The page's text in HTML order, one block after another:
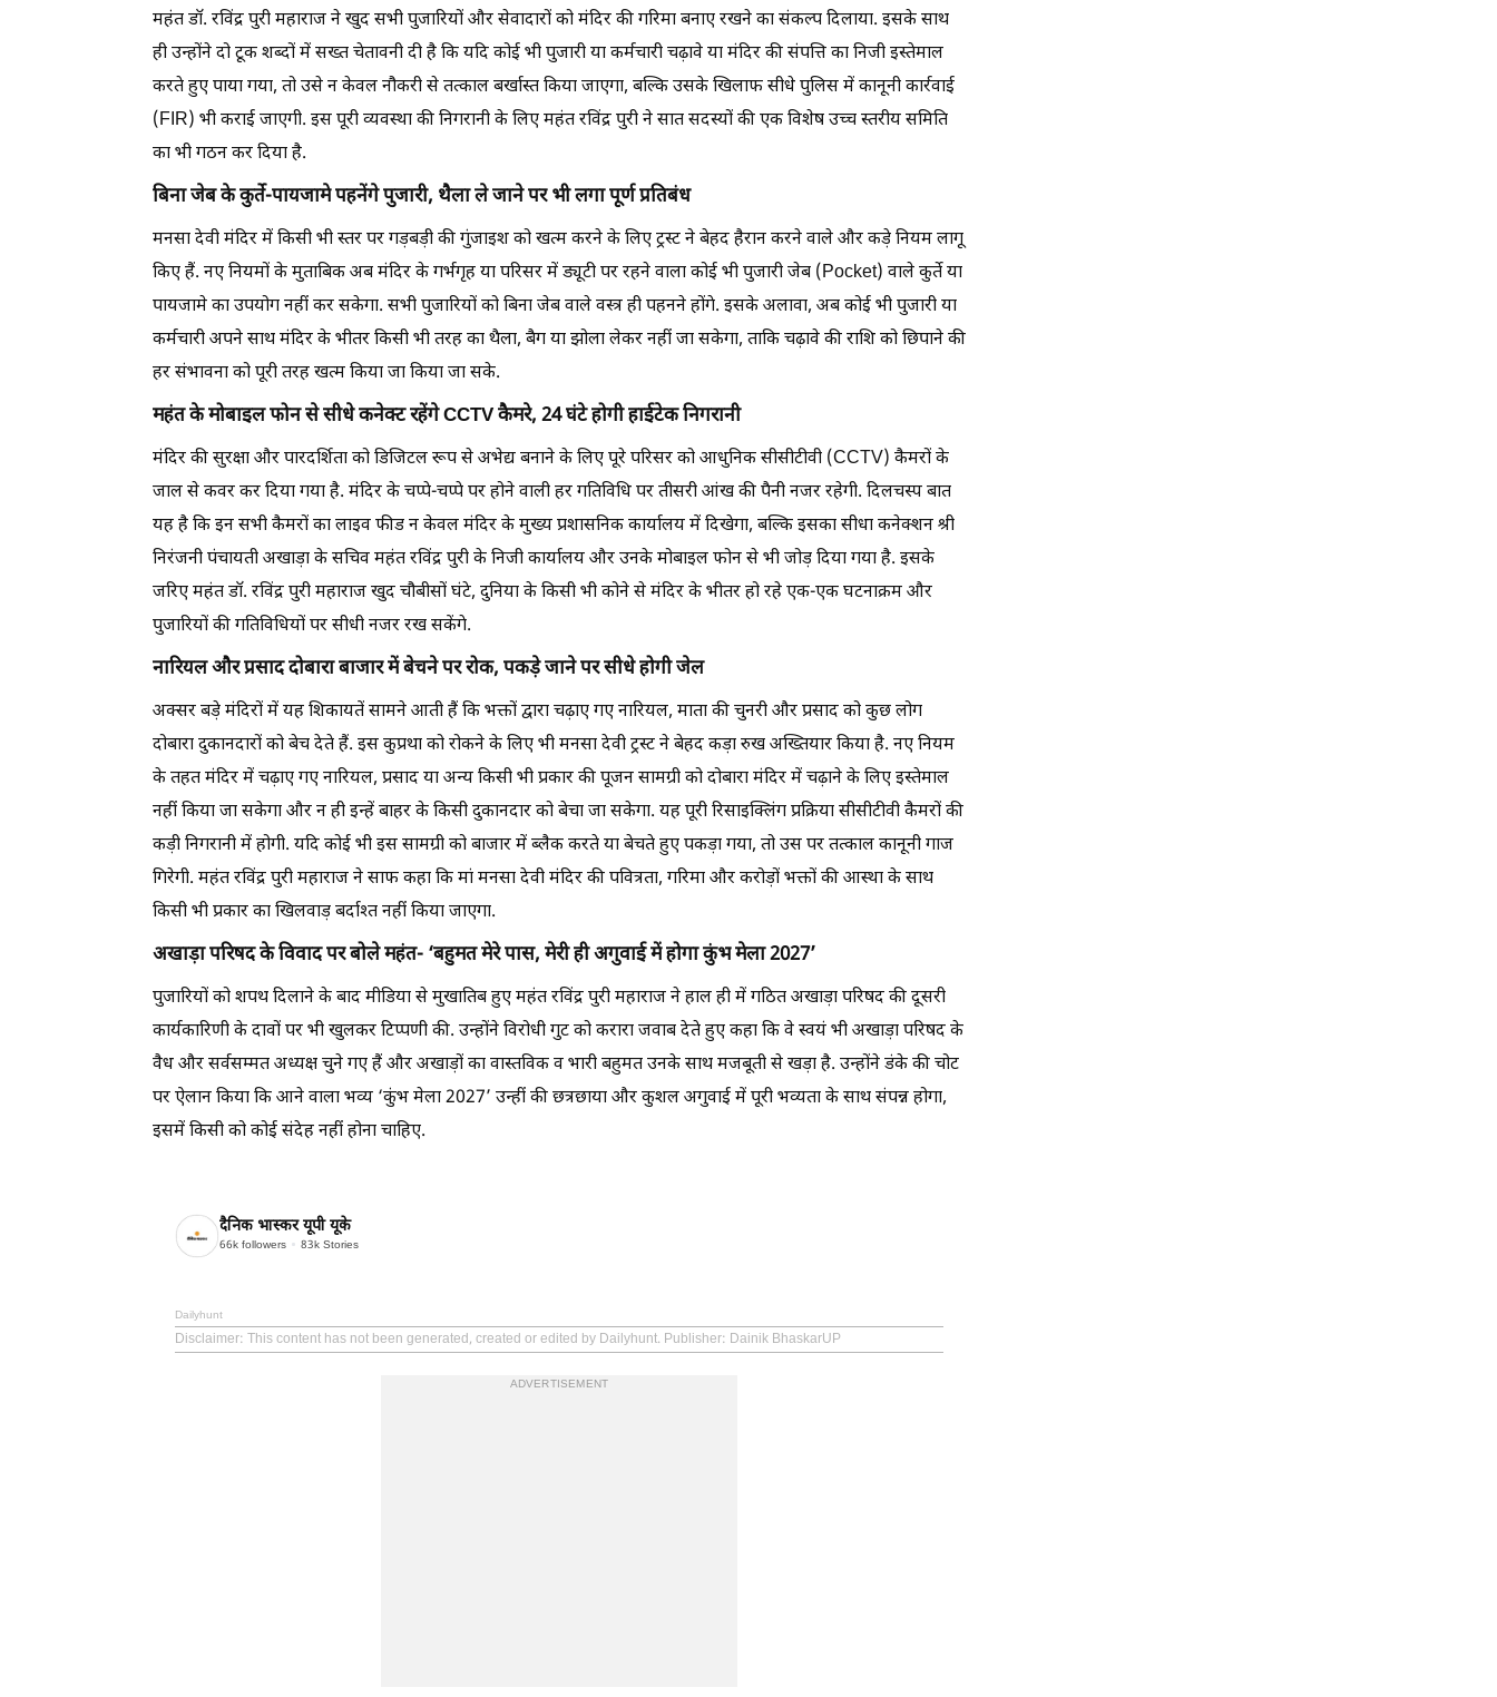
महंत डॉ. रविंद्र पुरी महाराज ने खुद सभी पुजारियों और सेवादारों को मंदिर की गरिमा बनाए रखने का संकल्प दिलाया. इसके साथ
ही उन्होंने दो टूक शब्दों में सख्त चेतावनी दी है कि यदि कोई भी पुजारी या कर्मचारी चढ़ावे या मंदिर की संपत्ति का निजी इस्तेमाल
करते हुए पाया गया, तो उसे न केवल नौकरी से तत्काल बर्खास्त किया जाएगा, बल्कि उसके खिलाफ सीधे पुलिस में कानूनी कार्रवाई
(FIR) भी कराई जाएगी. इस पूरी व्यवस्था की निगरानी के लिए महंत रविंद्र पुरी ने सात सदस्यों की एक विशेष उच्च स्तरीय समिति
का भी गठन कर दिया है.
बिना जेब के कुर्ते-पायजामे पहनेंगे पुजारी, थैला ले जाने पर भी लगा पूर्ण प्रतिबंध
मनसा देवी मंदिर में किसी भी स्तर पर गड़बड़ी की गुंजाइश को खत्म करने के लिए ट्रस्ट ने बेहद हैरान करने वाले और कड़े नियम लागू
किए हैं. नए नियमों के मुताबिक अब मंदिर के गर्भगृह या परिसर में ड्यूटी पर रहने वाला कोई भी पुजारी जेब (Pocket) वाले कुर्ते या
पायजामे का उपयोग नहीं कर सकेगा. सभी पुजारियों को बिना जेब वाले वस्त्र ही पहनने होंगे. इसके अलावा, अब कोई भी पुजारी या
कर्मचारी अपने साथ मंदिर के भीतर किसी भी तरह का थैला, बैग या झोला लेकर नहीं जा सकेगा, ताकि चढ़ावे की राशि को छिपाने की
हर संभावना को पूरी तरह खत्म किया जा किया जा सके.
महंत के मोबाइल फोन से सीधे कनेक्ट रहेंगे CCTV कैमरे, 24 घंटे होगी हाईटेक निगरानी
मंदिर की सुरक्षा और पारदर्शिता को डिजिटल रूप से अभेद्य बनाने के लिए पूरे परिसर को आधुनिक सीसीटीवी (CCTV) कैमरों के
जाल से कवर कर दिया गया है. मंदिर के चप्पे-चप्पे पर होने वाली हर गतिविधि पर तीसरी आंख की पैनी नजर रहेगी. दिलचस्प बात
यह है कि इन सभी कैमरों का लाइव फीड न केवल मंदिर के मुख्य प्रशासनिक कार्यालय में दिखेगा, बल्कि इसका सीधा कनेक्शन श्री
निरंजनी पंचायती अखाड़ा के सचिव महंत रविंद्र पुरी के निजी कार्यालय और उनके मोबाइल फोन से भी जोड़ दिया गया है. इसके
जरिए महंत डॉ. रविंद्र पुरी महाराज खुद चौबीसों घंटे, दुनिया के किसी भी कोने से मंदिर के भीतर हो रहे एक-एक घटनाक्रम और
पुजारियों की गतिविधियों पर सीधी नजर रख सकेंगे.
नारियल और प्रसाद दोबारा बाजार में बेचने पर रोक, पकड़े जाने पर सीधे होगी जेल
अक्सर बड़े मंदिरों में यह शिकायतें सामने आती हैं कि भक्तों द्वारा चढ़ाए गए नारियल, माता की चुनरी और प्रसाद को कुछ लोग
दोबारा दुकानदारों को बेच देते हैं. इस कुप्रथा को रोकने के लिए भी मनसा देवी ट्रस्ट ने बेहद कड़ा रुख अख्तियार किया है. नए नियम
के तहत मंदिर में चढ़ाए गए नारियल, प्रसाद या अन्य किसी भी प्रकार की पूजन सामग्री को दोबारा मंदिर में चढ़ाने के लिए इस्तेमाल
नहीं किया जा सकेगा और न ही इन्हें बाहर के किसी दुकानदार को बेचा जा सकेगा. यह पूरी रिसाइक्लिंग प्रक्रिया सीसीटीवी कैमरों की
कड़ी निगरानी में होगी. यदि कोई भी इस सामग्री को बाजार में ब्लैक करते या बेचते हुए पकड़ा गया, तो उस पर तत्काल कानूनी गाज
गिरेगी. महंत रविंद्र पुरी महाराज ने साफ कहा कि मां मनसा देवी मंदिर की पवित्रता, गरिमा और करोड़ों भक्तों की आस्था के साथ
किसी भी प्रकार का खिलवाड़ बर्दाश्त नहीं किया जाएगा.
अखाड़ा परिषद के विवाद पर बोले महंत- ‘बहुमत मेरे पास, मेरी ही अगुवाई में होगा कुंभ मेला 2027’
पुजारियों को शपथ दिलाने के बाद मीडिया से मुखातिब हुए महंत रविंद्र पुरी महाराज ने हाल ही में गठित अखाड़ा परिषद की दूसरी
कार्यकारिणी के दावों पर भी खुलकर टिप्पणी की. उन्होंने विरोधी गुट को करारा जवाब देते हुए कहा कि वे स्वयं भी अखाड़ा परिषद के
वैध और सर्वसम्मत अध्यक्ष चुने गए हैं और अखाड़ों का वास्तविक व भारी बहुमत उनके साथ मजबूती से खड़ा है. उन्होंने डंके की चोट
पर ऐलान किया कि आने वाला भव्य ‘कुंभ मेला 2027’ उन्हीं की छत्रछाया और कुशल अगुवाई में पूरी भव्यता के साथ संपन्न होगा,
इसमें किसी को कोई संदेह नहीं होना चाहिए.
दैनिक भास्कर यूपी यूके
66k followers 83k Stories
Dailyhunt
Disclaimer: This content has not been generated, created or edited by Dailyhunt. Publisher: Dainik BhaskarUP
ADVERTISEMENT